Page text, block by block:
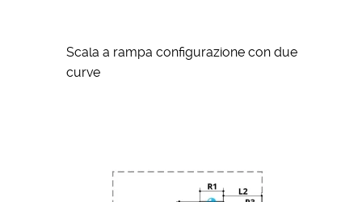
Scala a rampa configurazione con due
curve